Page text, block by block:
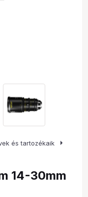
és tartozékaik arrow_right
14-30mm